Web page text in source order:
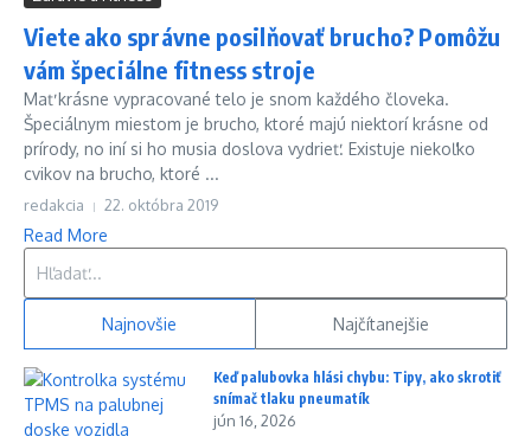
Viete ako správne posilňovať brucho? Pomôžu
vám špeciálne fitness stroje
Mať krásne vypracované telo je snom každého človeka.
Špeciálnym miestom je brucho, ktoré majú niektorí krásne od
prírody, no iní si ho musia doslova vydrieť. Existuje niekoľko
cvikov na brucho, ktoré ...
redakcia 22. októbra 2019
Read More
Najnovšie Najčítanejšie
Keď palubovka hlási chybu: Tipy, ako skrotiť
snímač tlaku pneumatík
jún 16, 2026